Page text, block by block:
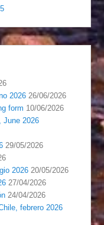
2026 26/06/2026
form 10/06/2026
June 2026
29/05/2026
2026 20/05/2026
27/04/2026
24/04/2026
febrero 2026